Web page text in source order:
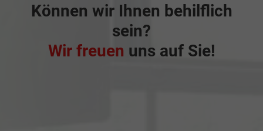
Können wir Ihnen behilflich
sein?
Wir freuen uns auf Sie!